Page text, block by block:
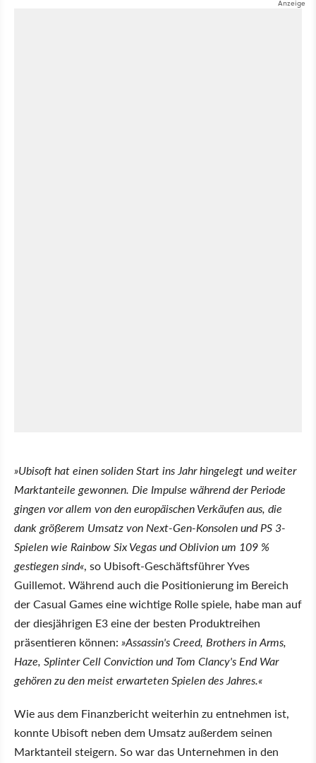
»Ubisoft hat einen soliden Start ins Jahr hingelegt und weiter
Marktanteile gewonnen. Die Impulse während der Periode
gingen vor allem von den europäischen Verkäufen aus, die
dank größerem Umsatz von Next-Gen-Konsolen und PS 3-
Spielen wie Rainbow Six Vegas und Oblivion um 109 %
gestiegen sind«, so Ubisoft-Geschäftsführer Yves
Guillemot. Während auch die Positionierung im Bereich
der Casual Games eine wichtige Rolle spiele, habe man auf
der diesjährigen E3 eine der besten Produktreihen
präsentieren können: »Assassin's Creed, Brothers in Arms,
Haze, Splinter Cell Conviction und Tom Clancy's End War
gehören zu den meist erwarteten Spielen des Jahres.«
Wie aus dem Finanzbericht weiterhin zu entnehmen ist,
konnte Ubisoft neben dem Umsatz außerdem seinen
Marktanteil steigern. So war das Unternehmen in den